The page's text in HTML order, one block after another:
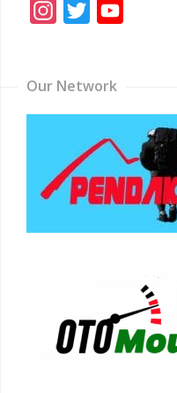
Instagram
Twitter
Our Network